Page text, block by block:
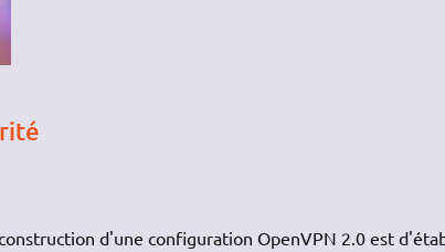
d'une configuration OpenVPN 2.0 est